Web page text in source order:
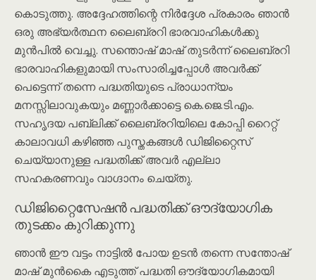
കൊടുത്തു. അദ്ദേഹത്തിന്റെ നിർദ്ദേശ പ്രകാരം ഞാൻ
ഒരു അഭ്യർത്ഥന ലൈബ്രറി ഭാരവാഹികൾക്കു
മുൻപിൽ വെച്ചു. സന്തൊഷ് മാഷ് തുടർന്ന് ലൈബ്രറി
ഭാരവാഹികളുമായി സംസാരിച്ചപ്പോൾ അവർക്ക്
പെട്ടെന്ന് തന്നെ പദ്ധതിയുടെ പ്രാധാന്യം
മനസ്സിലാവുകയും മണ്ണാർക്കാട്ടെ കെ.ജെ.ടി.എം.
സഹൃദയ പബ്ലിക്ക് ലൈബ്രറിയിലെ കോപ്പി റൈറ്റ്
കാലാവധി കഴിഞ്ഞ പുസ്തകങ്ങൾ ഡിജിറ്റൈസ്
ചെയ്യാനുള്ള പദ്ധതിക്ക് അവർ എല്ലാ
സഹകരണവും വാഗ്ദാനം ചെയ്തു.
ഡിജിറ്റൈസേഷൻ പദ്ധതിക്ക് ഔദ്യോഗിക
തുടക്കം കുറിക്കുന്നു
ഞാൻ ഈ വട്ടം നാട്ടിൽ പോയ ഉടൻ തന്നെ സന്തോഷ്
മാഷ് മുൻകൈ എടുത്ത് പദ്ധതി ഔദ്യോഗികമായി